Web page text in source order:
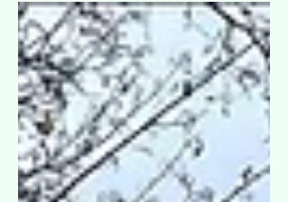
Rådgivningsydelse Totalrådgivning
Projektets omfang Bygherren havde
et...